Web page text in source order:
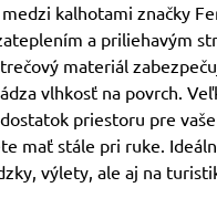
kalhotami značky
a priliehavým
materiál
vlhkosť na povrch.
priestoru pre
mať stále pri ruke.
výlety, ale aj na